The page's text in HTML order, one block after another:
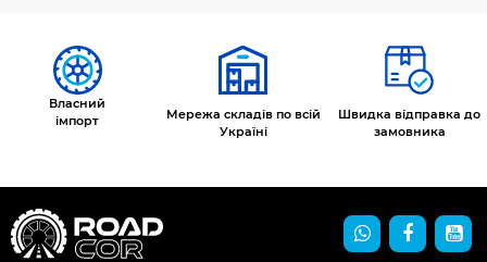
Власний
імпорт
Мережа складів по всій
Україні
Швидка відправка до
замовника